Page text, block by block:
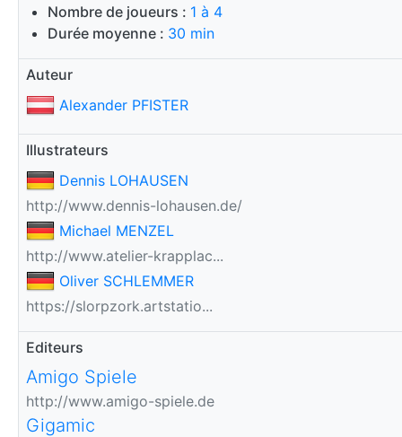
Nombre de joueurs : 1 à 4
Durée moyenne : 30 min
Auteur
Alexander PFISTER
Illustrateurs
Dennis LOHAUSEN
http://www.dennis-lohausen.de/
Michael MENZEL
http://www.atelier-krapplac...
Oliver SCHLEMMER
https://slorpzork.artstatio...
Editeurs
Amigo Spiele
http://www.amigo-spiele.de
Gigamic